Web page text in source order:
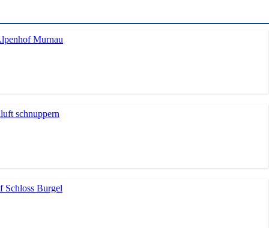
Murnau
schnuppern
Schloss Burgel